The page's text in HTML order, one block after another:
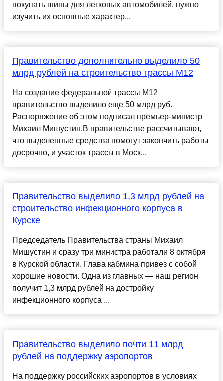
покупать шины для легковых автомобилей, нужно
изучить их основные характер...
Правительство дополнительно выделило 50
млрд рублей на строительство трассы М12
На создание федеральной трассы М12
правительство выделило еще 50 млрд руб.
Распоряжение об этом подписал премьер-министр
Михаил Мишустин.В правительстве рассчитывают,
что выделенные средства помогут закончить работы
досрочно, и участок трассы в Моск...
Правительство выделило 1,3 млрд рублей на
строительство инфекционного корпуса в
Курске
Председатель Правительства страны Михаил
Мишустин и сразу три министра работали 8 октября
в Курской области. Глава кабмина привез с собой
хорошие новости. Одна из главных — наш регион
получит 1,3 млрд рублей на достройку
инфекционного корпуса ...
Правительство выделило почти 11 млрд
рублей на поддержку аэропортов
На поддержку российских аэропортов в условиях